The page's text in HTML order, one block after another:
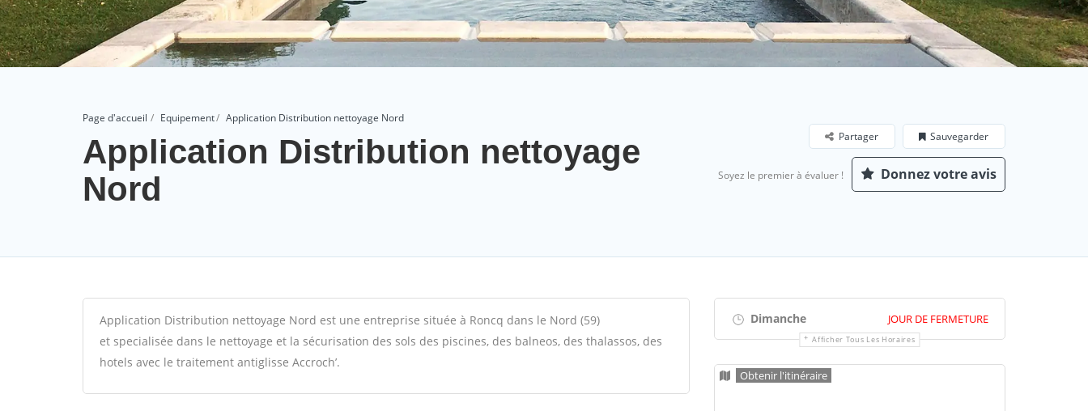
Page d'accueil Equipement Application Distribution nettoyage Nord
Application Distribution nettoyage
Nord
Sauvegarder
Partager
Soyez le premier à évaluer ! Donnez votre avis
Application Distribution nettoyage Nord est une entreprise située à Roncq dans le Nord (59)
et specialisée dans le nettoyage et la sécurisation des sols des piscines, des balneos, des thalassos, des
hotels avec le traitement antiglisse Accroch’.
Dimanche JOUR DE FERMETURE
Afficher Tous Les Horaires
Obtenir l'itinéraire